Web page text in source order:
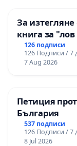
За
книга за
деца
126 подписи
126 Подписи / 7
7 Aug 2026
Петиция
България
537 подписи
126 Подписи / 7
8 Jul 2026